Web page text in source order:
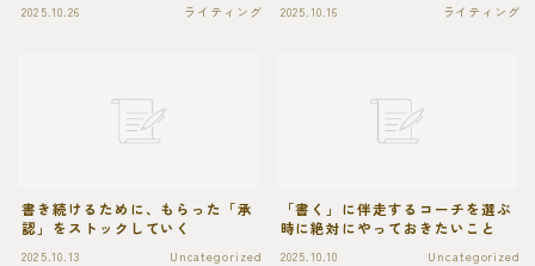
2025.10.26 ライティング 2025.10.16 ライティング
書き続けるために、もらった「承
認」をストックしていく
2025.10.13 Uncategorized
「書く」に伴走するコーチを選ぶ
時に絶対にやっておきたいこと
2025.10.10 Uncategorized